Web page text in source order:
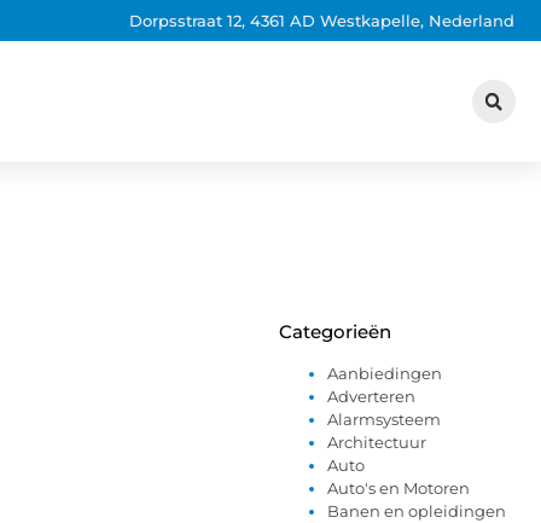
Dorpsstraat 12, 4361 AD Westkapelle, Nederland
Categorieën
Aanbiedingen
Adverteren
Alarmsysteem
Architectuur
Auto
Auto's en Motoren
Banen en opleidingen